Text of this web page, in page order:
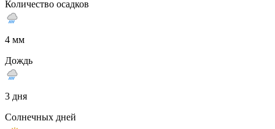
Количество осадков
4 мм
Дождь
3 дня
Солнечных дней